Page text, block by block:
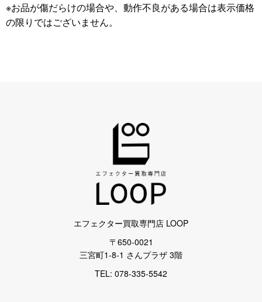
※お品が傷だらけの場合や、動作不良がある場合は表示価格
の限りではございません。
エフェクター買取専門店 LOOP
〒650-0021
三宮町1-8-1 さんプラザ 3階
TEL: 078-335-5542